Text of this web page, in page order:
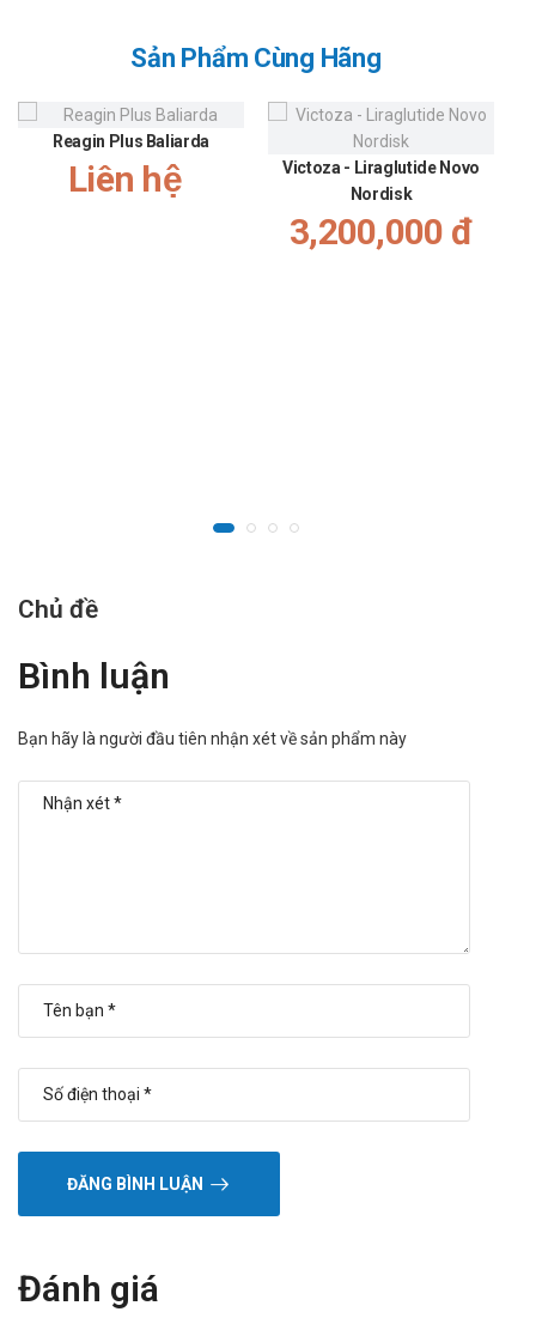
Sản Phẩm Cùng Hãng
Reagin Plus Baliarda
Liên hệ
Victoza - Liraglutide Novo
Nordisk
3,200,000 đ
Chủ đề
Bình luận
Bạn hãy là người đầu tiên nhận xét về sản phẩm này
ĐĂNG BÌNH LUẬN
Đánh giá